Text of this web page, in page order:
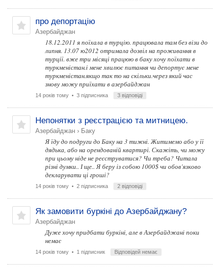
про депортацію
Азербайджан
18.12.2011 я поїхала в турцію. працювала там без візи до
липня. 13.07 ю2012 отримала дозвіл на проживання в
турції. вже три місяці працюю в баку хочу поїхати в
туркменістан.і мене хвилює питання чи депортує мене
туркменістан.якщо так то на скільки.через який час
знову можу приїхати в азербайджан
14 років тому • 3 підписника 3 відповіді
Непонятки з реєстрацією та митницею.
Азербайджан › Баку
Я їду до подруги до Баку на 3 тижні. Житимемо або у її
дядька, або на орендованій квартирі. Скажіть, чи можу
при цьому ніде не реєструватися? Чи треба? Читала
різні думки.. І ще.. Я беру із собою 1000$ чи обов'язково
декларувати ці гроші?
14 років тому • 2 підписника 2 відповіді
Як замовити буркіні до Азербайджану?
Азербайджан
Дуже хочу придбати буркіні, але в Азербайджані поки
немає
14 років тому • 1 підписник Відповідей немає